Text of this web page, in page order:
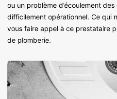
ou un problème d’écoulement
difficilement opérationnel. Ce qui
vous faire appel à ce prestataire
de plomberie.